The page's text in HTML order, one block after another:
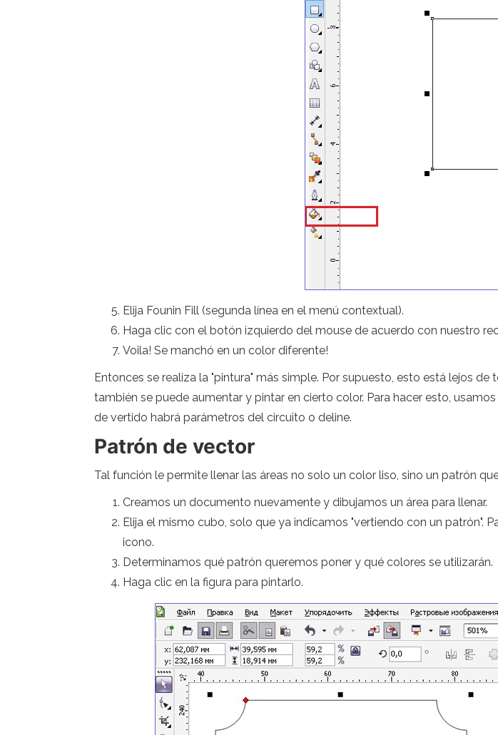
Elija Founin Fill (segunda línea en el menú contextual).
Haga clic con el botón izquierdo del mouse de acuerdo con nuestro
Voila! Se manchó en un color diferente!
Entonces se realiza la "pintura" más simple. Por supuesto, esto está lejos
también se puede aumentar y pintar en cierto color. Para hacer esto,
de vertido habrá parámetros del circuito o deline.
Patrón de vector
Tal función le permite llenar las áreas no solo un color liso, sino un patrón
Creamos un documento nuevamente y dibujamos un área para llenar.
Elija el mismo cubo, solo que ya indicamos "vertiendo con un patrón".
icono.
Determinamos qué patrón queremos poner y qué colores se utilizarán.
Haga clic en la figura para pintarlo.